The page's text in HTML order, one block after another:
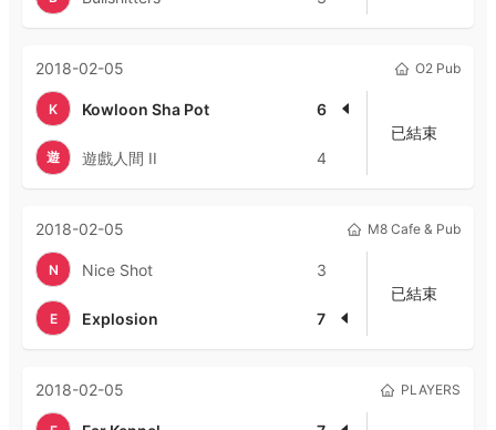
2018-02-05 O2 Pub
K Kowloon Sha Pot 6
遊 遊戲人間 II 4
已結束
2018-02-05 M8 Cafe & Pub
N Nice Shot 3
E Explosion 7
已結束
2018-02-05 PLAYERS